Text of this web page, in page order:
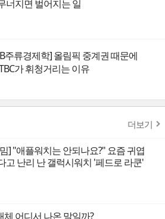
너지면 벌어지는 일
주류경제학] 올림픽 중계권 때문에
가 휘청거리는 이유
더보기
] "애플워치는 안되나요?" 요즘 귀엽
고 난리 난 갤럭시워치 '페드로 라쿤'
어디서 나온 말일까?